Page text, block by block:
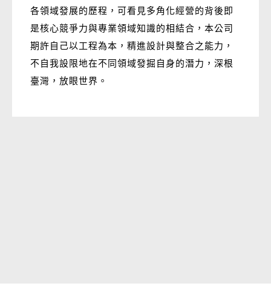
各領域發展的歷程，可看見多角化經營的背後即
是核心競爭力與專業領域知識的相結合，本公司
期許自己以工程為本，精進設計與整合之能力，
不自我設限地在不同領域發掘自身的潛力，深根
臺灣，放眼世界。